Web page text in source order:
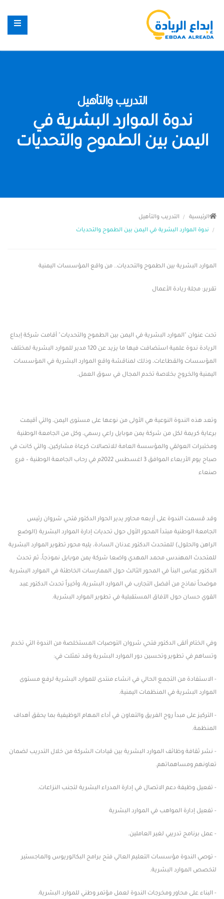
التدريب والتأهيل
ندوة الموارد البشرية في
اليمن بين الطموح والتحديات
الرئيسية التدريب والتأهيل
ندوة الموارد البشرية في اليمن بين الطموح والتحديات
الموارد البشرية بين الطموح والتحديات.. من واقع المؤسسات اليمنية
تقرير: مجلة ريادة الأعمال
تحت عنوان "الموارد البشرية في اليمن بين الطموح والتحديات" أقامت شركة إبداع
الريادة ندوة علمية استضافت فيها ما يزيد عن 120 مدير للموارد البشرية لمختلف
المؤسسات والقطاعات، وذلك لمناقشة واقع الموارد البشرية في المؤسسات
اليمنية والخروج بخلاصة تخدم المجال في سوق العمل.
وتعد هذه الندوة النوعية هي الأولى من نوعها على مستوى اليمن، والتي أقيمت
برعاية كريمة لكل من شركة يمن موبايل راعي رسمي، وكل من الجامعة الوطنية
ومختبرات العولقي والمؤسسة العامة للاتصالات كرعاة مشاركين، والتي كانت في
صباح يوم الأربعاء الموافق 3 اغسطس 2022م في رحاب الجامعة الوطنية – فرع
صنعاء
وقد قسمت الندوة على أربعه محاور يدير الحوار الدكتور فتحي شروان رئيس
الجامعة الوطنية مبتدأ المحور الأول حول تحديات إدارة الموارد البشرية (الوضع
الراهن والحلول) للمتحدث الدكتور عدنان السادة، يليه محور تطوير الموارد البشرية
للمتحدث المهندس محمد المهدي واضعا شركة يمن موبايل نموذجاً، ثم تحدث
الدكتور عباس البنأ في المحور الثالث حول الممارسات الخاطئة في الموارد البشرية
موضحاً نماذج من أفضل التجارب في الموارد البشرية، وأخيراً تحدث الدكتور عبد
القوي حسان حول الآفاق المستقبلية في تطوير الموارد البشرية.
وفي الختام ألقى الدكتور فتحي شروان التوصيات المستخلصة من الندوة التي تخدم
وتساهم في تطوير وتحسين دور الموارد البشرية وقد تمثلت في:
- الاستفادة من التجمع الحالي في انشاء منتدى للموارد البشرية لرفع مستوى
الموارد البشرية في المنظمات اليمنية.
- التركيز على مبدأ روح الفريق والتعاون في أداء المهام الوظيفية بما يحقق أهداف
المنظمة.
- نشر ثقافة وظائف الموارد البشرية بين قيادات الشركة من خلال التدريب لضمان
تعاونهم ومساهماتهم.
- تفعيل وظيفة دعم الاتصال في إدارة المدراء البشرية لتجنب النزاعات.
- تفعيل إدارة المواهب في الموارد البشرية
- عمل برنامج تدريبي لغير العاملين.
- توصي الندوة مؤسسات التعليم العالي فتح برامج البكالوريوس والماجستير
لتخصص الموارد البشرية.
- البناء على محاور ومخرجات الندوة لعمل مؤتمر وطني للموارد البشرية.